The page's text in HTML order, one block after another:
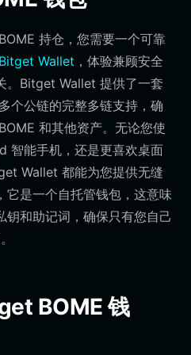
持仓，您需要一个可靠
Wallet ，体验兼顾安全
。Bitget Wallet 提供了一套
个公链的完整多链支持，确
和其他资产。无论您使
智能手机，还是更喜欢桌面
Wallet 都能为您提供无缝
它是一个自托管钱包，这意味
钥和助记词，确保只有您自己
BOME 钱